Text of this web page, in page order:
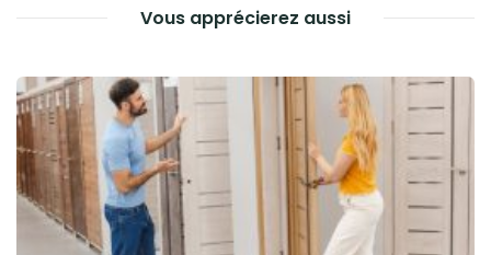
Vous apprécierez aussi